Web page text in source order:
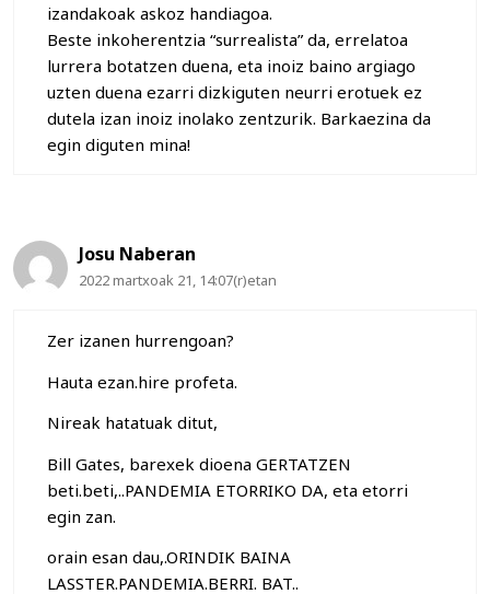
izandakoak askoz handiagoa.
Beste inkoherentzia “surrealista” da, errelatoa
lurrera botatzen duena, eta inoiz baino argiago
uzten duena ezarri dizkiguten neurri erotuek ez
dutela izan inoiz inolako zentzurik. Barkaezina da
egin diguten mina!
Josu Naberan
2022 martxoak 21, 14:07(r)etan
Zer izanen hurrengoan?
Hauta ezan.hire profeta.
Nireak hatatuak ditut,
Bill Gates, barexek dioena GERTATZEN
beti.beti,..PANDEMIA ETORRIKO DA, eta etorri
egin zan.
orain esan dau,.ORINDIK BAINA
LASSTER.PANDEMIA.BERRI. BAT..